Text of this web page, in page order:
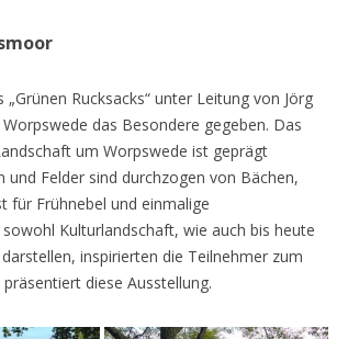
Rucksacks“ unter Leitung von Jörg
das Besondere gegeben. Das
um Worpswede ist geprägt
Felder sind durchzogen von Bächen,
für Frühnebel und einmalige
Kulturlandschaft, wie auch bis heute
inspirierten die Teilnehmer zum
diese Ausstellung.